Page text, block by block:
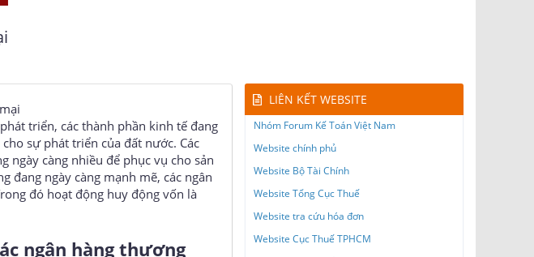
triển, các thành phần kinh tế đang
sự phát triển của đất nước. Các
ngày càng nhiều để phục vụ cho sản
đang ngày càng mạnh mẽ, các ngân
đó hoạt động huy động vốn là
ngân hàng thương
LIÊN KẾT WEBSITE
Nhóm Forum Kế Toán Việt Nam
Website chính phủ
Website Bộ Tài Chính
Website Tổng Cục Thuế
Website tra cứu hóa đơn
Website Cục Thuế TPHCM